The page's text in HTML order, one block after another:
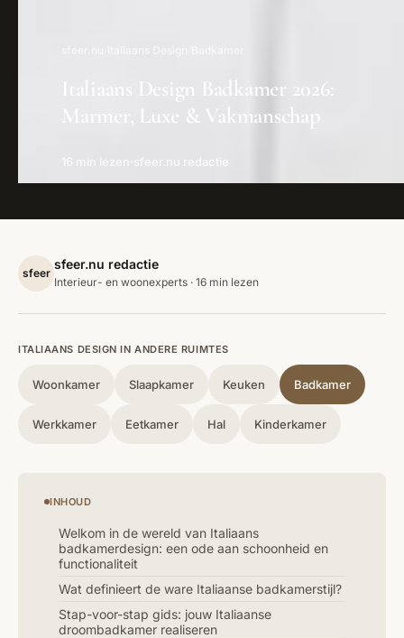
Italiaans Design Badkamer 2026:
Marmer, Luxe & Vakmanschap
16 min lezen
sfeer
sfeer.nu redactie
Interieur- en woonexperts · 16 min lezen
ITALIAANS DESIGN IN ANDERE RUIMTES
Woonkamer Slaapkamer Keuken Badkamer
Werkkamer Eetkamer Hal Kinderkamer
INHOUD
Welkom in de wereld van Italiaans
badkamerdesign: een ode aan schoonheid en
functionaliteit
Wat definieert de ware Italiaanse badkamerstijl?
Stap-voor-stap gids: jouw Italiaanse
droombadkamer realiseren